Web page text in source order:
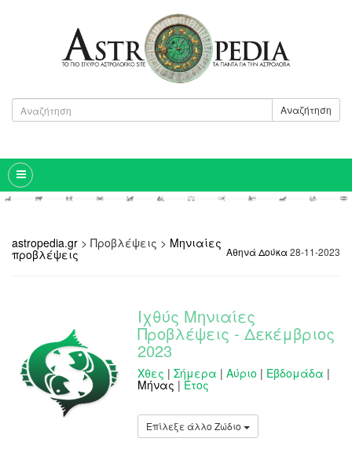
Αναζήτηση
Αθηνά Δούκα28-11-2023
astropedia.gr > Προβλέψεις > Μηνιαίες
προβλέψεις
Ιχθύς Μηνιαίες
Προβλέψεις - Δεκέμβριος
2023
Χθες | Σήμερα | Αύριο | Εβδομάδα |
Μήνας | Έτος
Επίλεξε άλλο Ζώδιο